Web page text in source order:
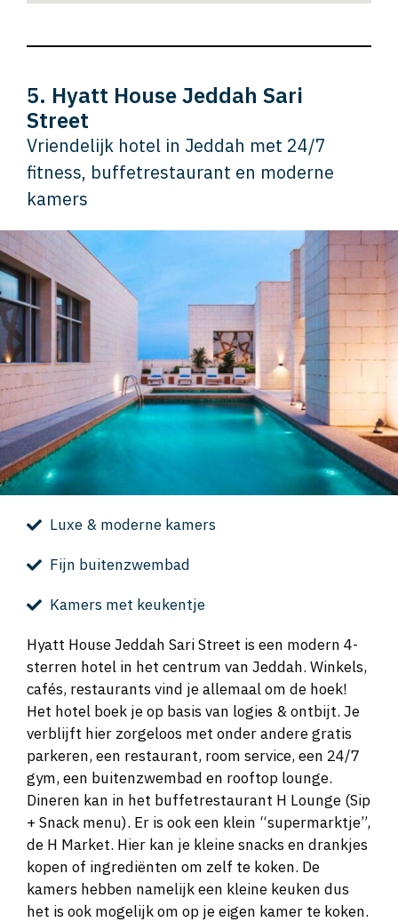
5. Hyatt House Jeddah Sari
Street
Vriendelijk hotel in Jeddah met 24/7
fitness, buffetrestaurant en moderne
kamers
Luxe & moderne kamers
Fijn buitenzwembad
Kamers met keukentje
Hyatt House Jeddah Sari Street is een modern 4-
sterren hotel in het centrum van Jeddah. Winkels,
cafés, restaurants vind je allemaal om de hoek!
Het hotel boek je op basis van logies & ontbijt. Je
verblijft hier zorgeloos met onder andere gratis
parkeren, een restaurant, room service, een 24/7
gym, een buitenzwembad en rooftop lounge.
Dineren kan in het buffetrestaurant H Lounge (Sip
+ Snack menu). Er is ook een klein “supermarktje”,
de H Market. Hier kan je kleine snacks en drankjes
kopen of ingrediënten om zelf te koken. De
kamers hebben namelijk een kleine keuken dus
het is ook mogelijk om op je eigen kamer te koken.